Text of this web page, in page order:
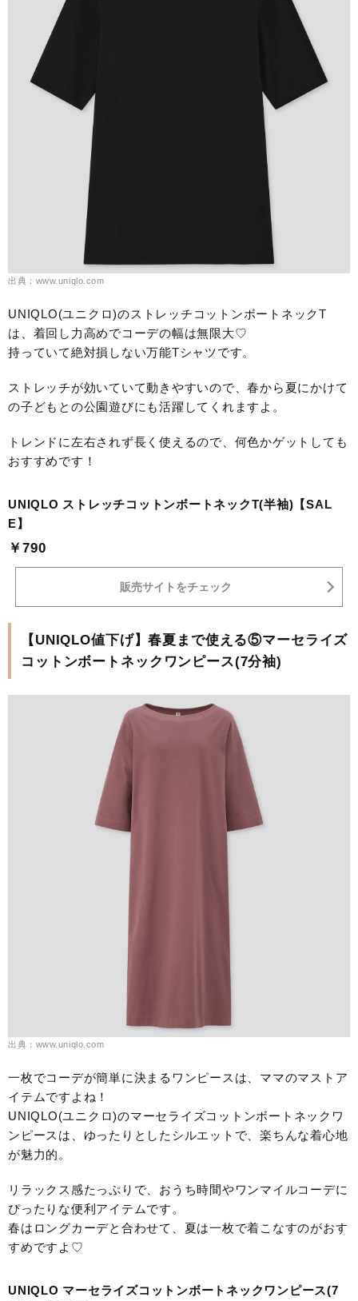
出典：www.uniqlo.com
UNIQLO(ユニクロ)のストレッチコットンボートネックT
は、着回し力高めでコーデの幅は無限大♡
持っていて絶対損しない万能Tシャツです。
ストレッチが効いていて動きやすいので、春から夏にかけて
の子どもとの公園遊びにも活躍してくれますよ。
トレンドに左右されず長く使えるので、何色かゲットしても
おすすめです！
UNIQLO ストレッチコットンボートネックT(半袖)【SAL
E】
￥790
販売サイトをチェック
【UNIQLO値下げ】春夏まで使える⑤マーセライズ
コットンボートネックワンピース(7分袖)
出典：www.uniqlo.com
一枚でコーデが簡単に決まるワンピースは、ママのマストア
イテムですよね！
UNIQLO(ユニクロ)のマーセライズコットンボートネックワ
ンピースは、ゆったりとしたシルエットで、楽ちんな着心地
が魅力的。
リラックス感たっぷりで、おうち時間やワンマイルコーデに
ぴったりな便利アイテムです。
春はロングカーデと合わせて、夏は一枚で着こなすのがおす
すめですよ♡
UNIQLO マーセライズコットンボートネックワンピース(7